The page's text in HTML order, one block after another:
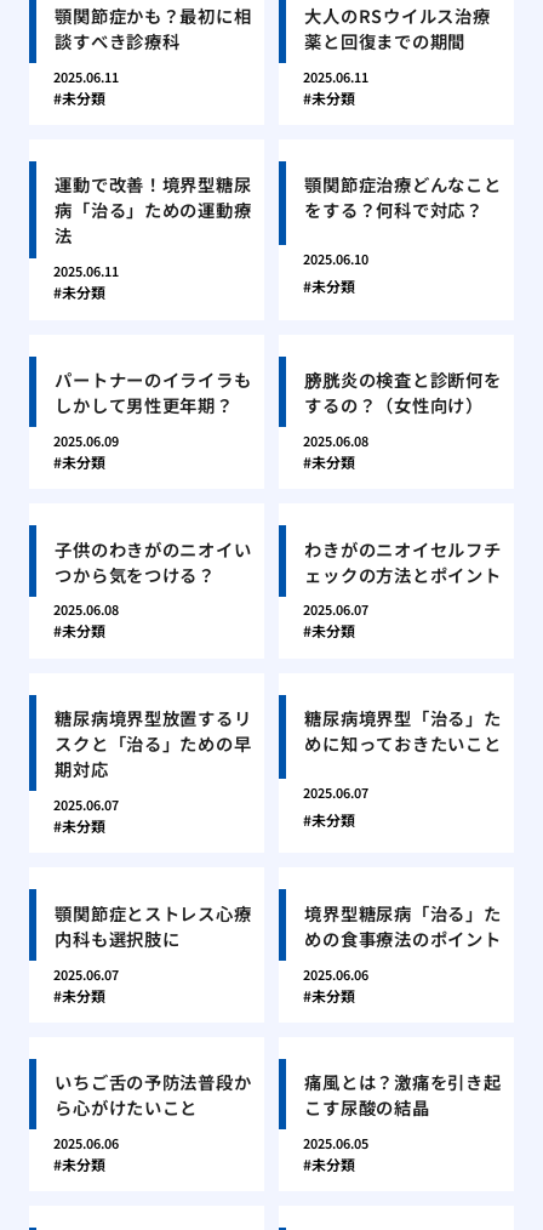
顎関節症かも？最初に相
談すべき診療科
2025.06.11
未分類
大人のRSウイルス治療
薬と回復までの期間
2025.06.11
未分類
運動で改善！境界型糖尿
病「治る」ための運動療
法
2025.06.11
未分類
顎関節症治療どんなこと
をする？何科で対応？
2025.06.10
未分類
パートナーのイライラも
しかして男性更年期？
2025.06.09
未分類
膀胱炎の検査と診断何を
するの？（女性向け）
2025.06.08
未分類
子供のわきがのニオイい
つから気をつける？
2025.06.08
未分類
わきがのニオイセルフチ
ェックの方法とポイント
2025.06.07
未分類
糖尿病境界型放置するリ
スクと「治る」ための早
期対応
2025.06.07
未分類
糖尿病境界型「治る」た
めに知っておきたいこと
2025.06.07
未分類
顎関節症とストレス心療
内科も選択肢に
2025.06.07
未分類
境界型糖尿病「治る」た
めの食事療法のポイント
2025.06.06
未分類
いちご舌の予防法普段か
ら心がけたいこと
2025.06.06
未分類
痛風とは？激痛を引き起
こす尿酸の結晶
2025.06.05
未分類